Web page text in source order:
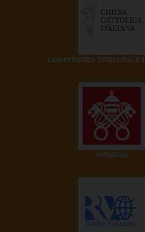
CONFERENZA EPISCOPALE
NEWS.VA